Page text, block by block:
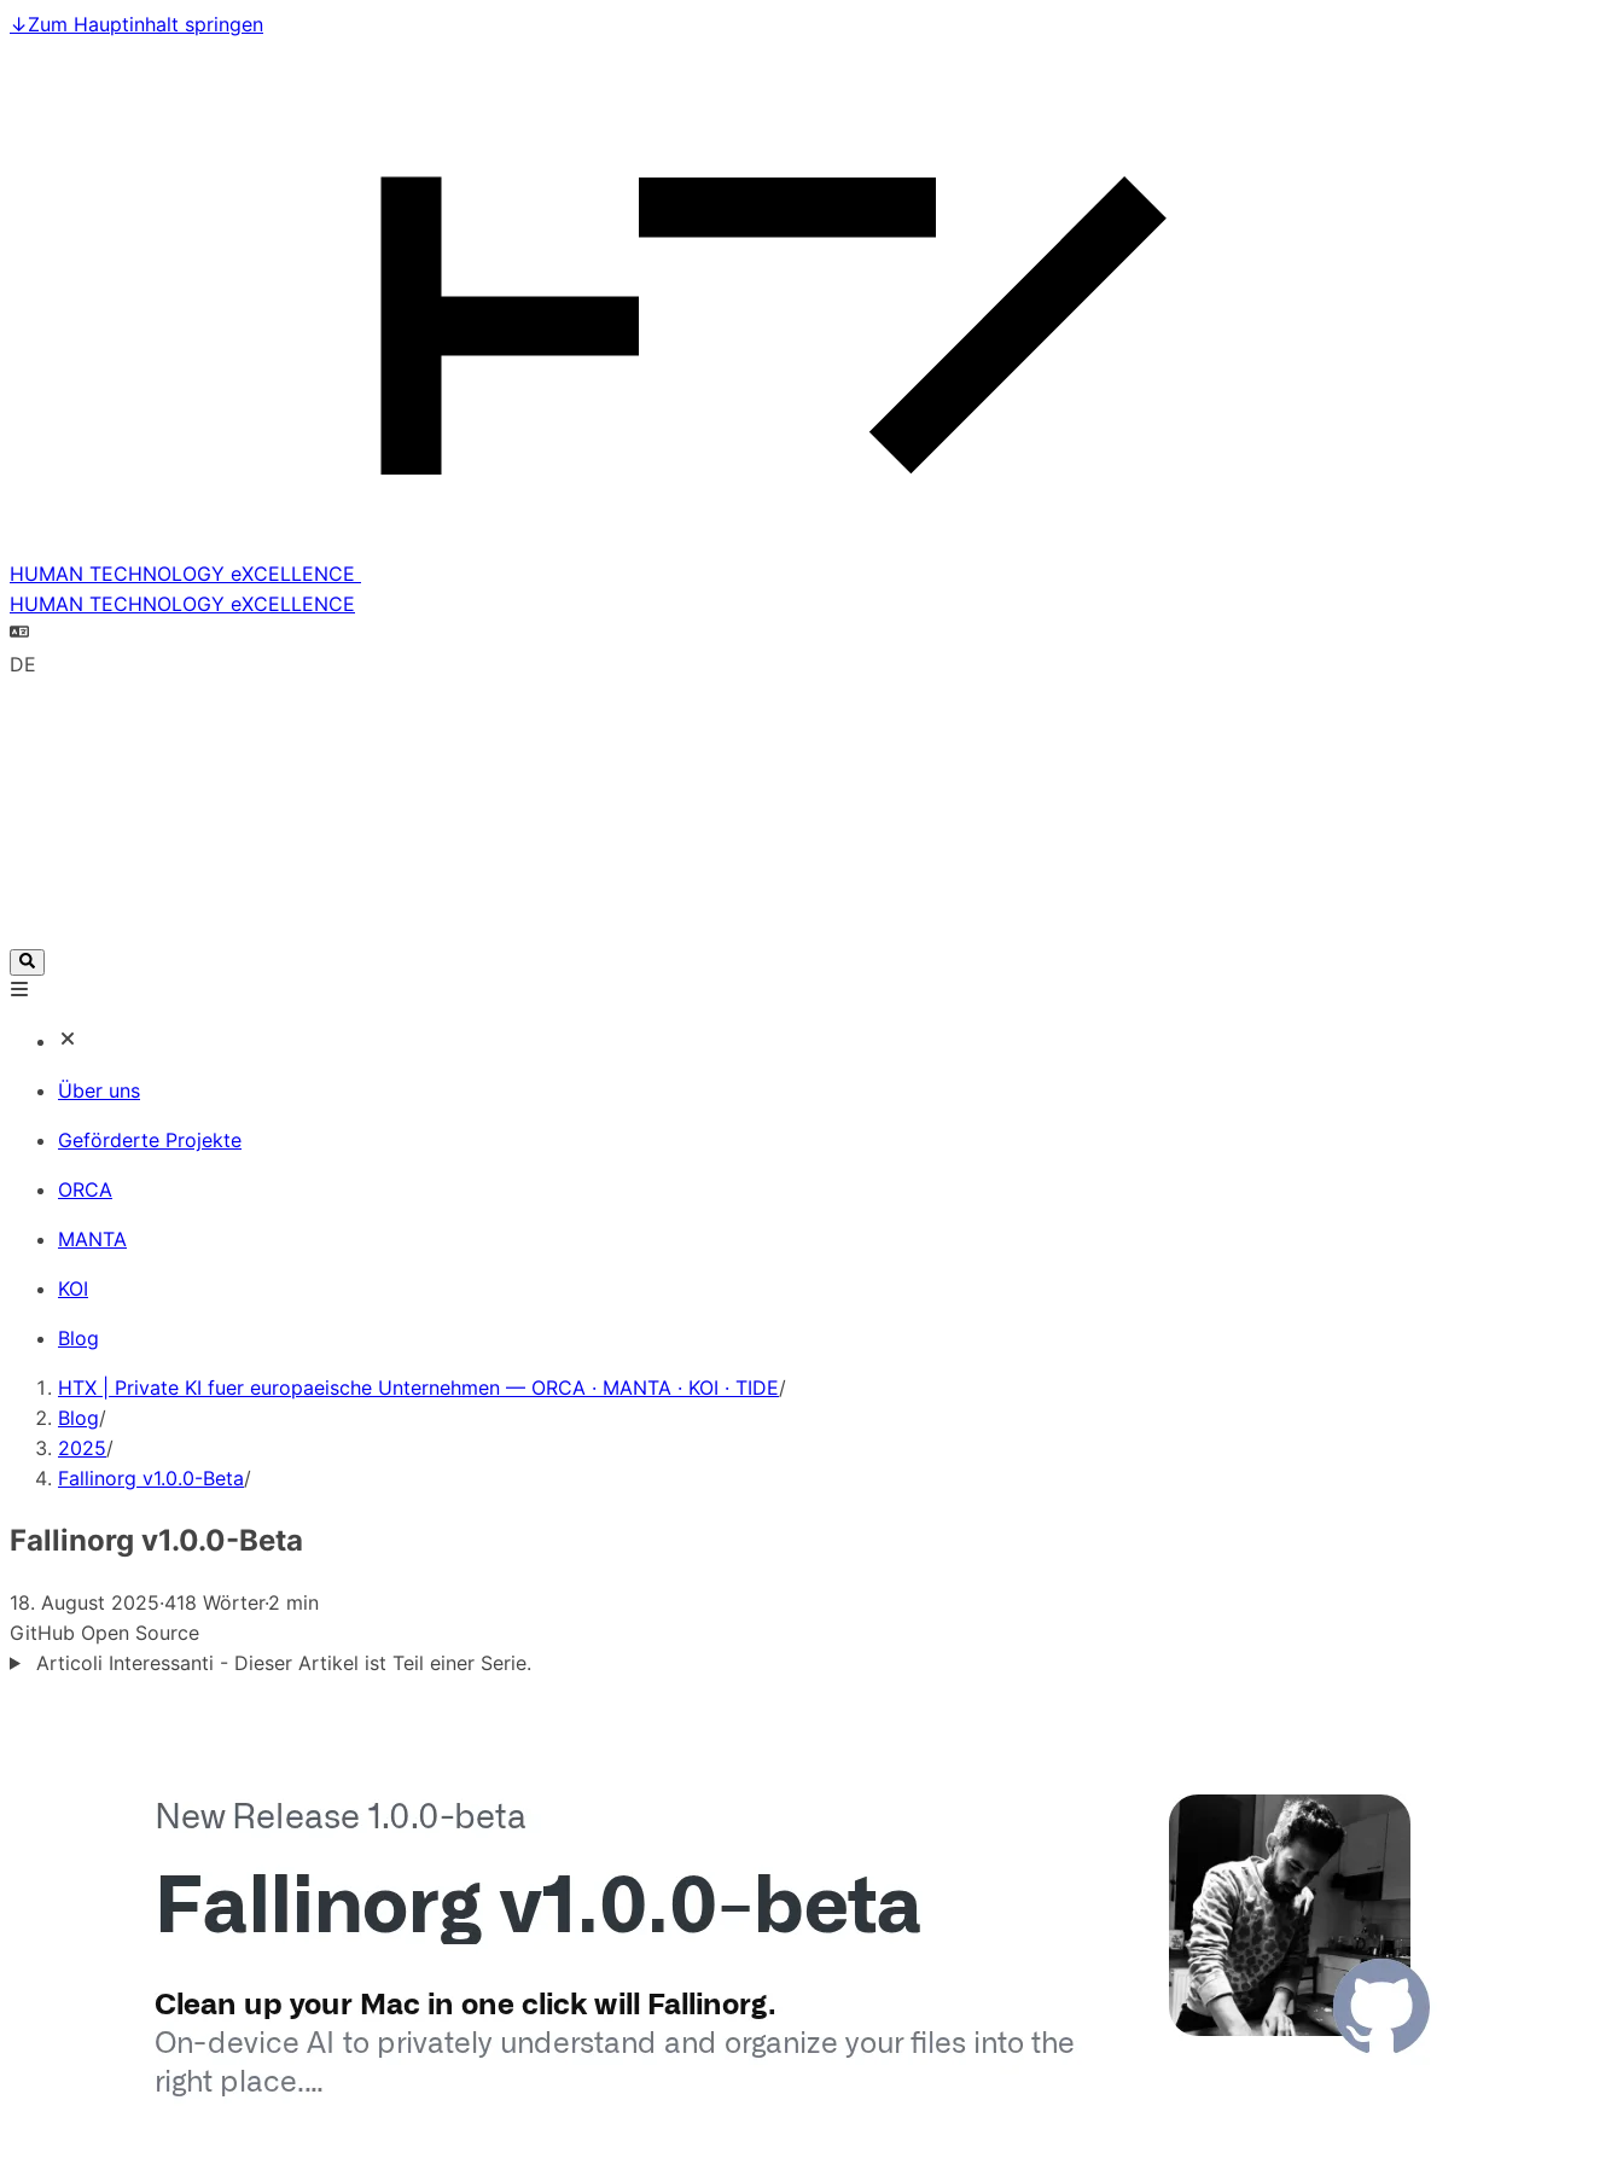
↓Zum Hauptinhalt springen
HUMAN TECHNOLOGY eXCELLENCE
HUMAN TECHNOLOGY eXCELLENCE
DE
Über uns
Geförderte Projekte
ORCA
MANTA
KOI
Blog
HTX | Private KI fuer europaeische Unternehmen — ORCA · MANTA · KOI · TIDE/
Blog/
2025/
Fallinorg v1.0.0-Beta/
Fallinorg v1.0.0-Beta
18. August 2025·418 Wörter·2 min
GitHub Open Source
Articoli Interessanti - Dieser Artikel ist Teil einer Serie.